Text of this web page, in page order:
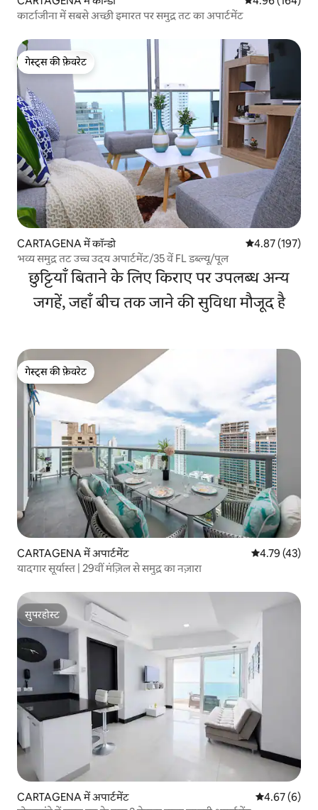
कार्टाजीना में सबसे अच्छी इमारत पर समुद्र तट का अपार्टमेंट
गेस्ट्स की फ़ेवरेट
गेस्ट्स की फ़ेवरेट
CARTAGENA में कॉन्डो औसत रेटिंग 5 में से
4.87 (197)
भव्य समुद्र तट उच्च उदय अपार्टमेंट/35 वें FL डब्ल्यू/पूल
छुट्टियाँ बिताने के लिए किराए पर उपलब्ध अन्य
जगहें, जहाँ बीच तक जाने की सुविधा मौजूद है
गेस्ट्स की फ़ेवरेट
गेस्ट्स की फ़ेवरेट
CARTAGENA में अपार्टमेंट औसत रेटिंग 5 में
4.79 (43)
यादगार सूर्यास्त | 29वीं मंज़िल से समुद्र का नज़ारा
सुपरहोस्ट
सुपरहोस्ट
CARTAGENA में अपार्टमेंट औसत रेटिंग 5 में
4.67 (6)